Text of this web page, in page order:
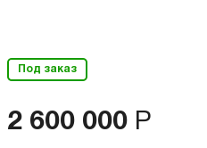
Под заказ
2 600 000 Р